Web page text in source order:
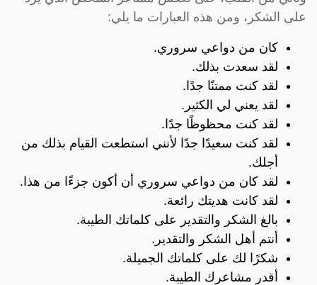
على الشكر، ومن هذه العبارات ما يلي:
كان من دواعي سروري.
لقد سعدت بذلك.
لقد كنت ممتنًا جدًا.
لقد يعني لي الكثير.
لقد كنت محظوظًا جدًا.
لقد كنت سعيدًا جدًا لأنني استطعت القيام بذلك من
أجلك.
لقد كان من دواعي سروري أن أكون جزءًا من هذا.
لقد كانت هديتك رائعة.
بالغ الشكر والتقدير على كلماتك الطيبة.
أنتم أهل الشكر والتقدير.
شكرًا لك على كلماتك الجميلة.
أقدر مشاعرك الطيبة.